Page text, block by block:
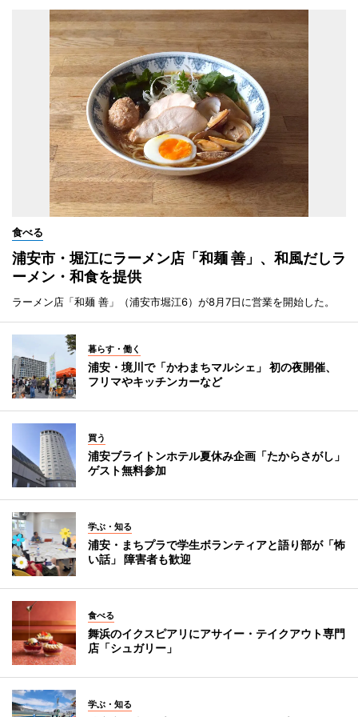
食べる
浦安市・堀江にラーメン店「和麺 善」、和風だしラ
ーメン・和食を提供
ラーメン店「和麺 善」（浦安市堀江6）が8月7日に営業を開始した。
暮らす・働く
浦安・境川で「かわまちマルシェ」 初の夜開催、
フリマやキッチンカーなど
買う
浦安ブライトンホテル夏休み企画「たからさがし」
ゲスト無料参加
学ぶ・知る
浦安・まちプラで学生ボランティアと語り部が「怖
い話」 障害者も歓迎
食べる
舞浜のイクスピアリにアサイー・テイクアウト専門
店「シュガリー」
学ぶ・知る